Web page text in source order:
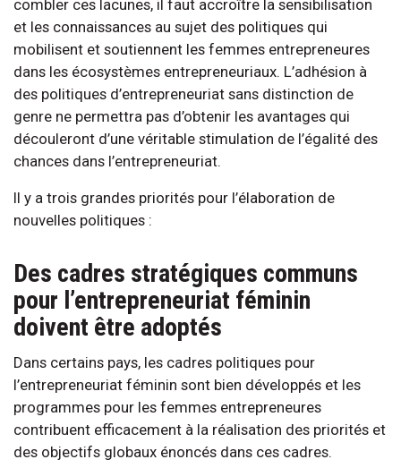
combler ces lacunes, il faut accroître la sensibilisation
et les connaissances au sujet des politiques qui
mobilisent et soutiennent les femmes entrepreneures
dans les écosystèmes entrepreneuriaux. L’adhésion à
des politiques d’entrepreneuriat sans distinction de
genre ne permettra pas d’obtenir les avantages qui
découleront d’une véritable stimulation de l’égalité des
chances dans l’entrepreneuriat.
Il y a trois grandes priorités pour l’élaboration de
nouvelles politiques :
Des cadres stratégiques communs
pour l’entrepreneuriat féminin
doivent être adoptés
Dans certains pays, les cadres politiques pour
l’entrepreneuriat féminin sont bien développés et les
programmes pour les femmes entrepreneures
contribuent efficacement à la réalisation des priorités et
des objectifs globaux énoncés dans ces cadres.